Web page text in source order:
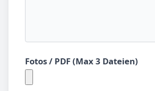
Fotos / PDF (Max 3 Dateien)